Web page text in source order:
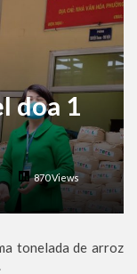
da JNS 2026
doa 1
870 Views
tonelada de arroz